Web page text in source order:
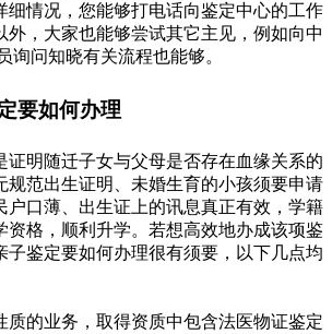
细情况，您能够打电话向鉴定中心的工作
外，大家也能够尝试其它主见，例如向中
询问知晓有关流程也能够。
要如何办理
证明随迁子女与父母是否存在血缘关系的
规范出生证明、未婚生育的小孩须要申请
户口薄、出生证上的讯息真正有效，学籍
资格，顺利升学。若想高效地办成该项鉴
子鉴定要如何办理很有须要，以下几点均
质的业务，取得资质中包含法医物证鉴定